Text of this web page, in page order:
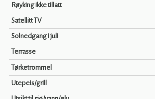
Røyking ikke tillatt
Satellitt TV
Solnedgang i juli
Terrasse
Tørketrommel
Utepeis/grill